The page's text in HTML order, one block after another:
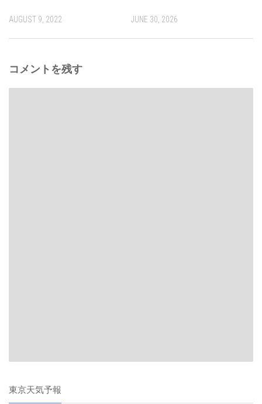
AUGUST 9, 2022 JUNE 30, 2026
コメントを残す
東京天気予報